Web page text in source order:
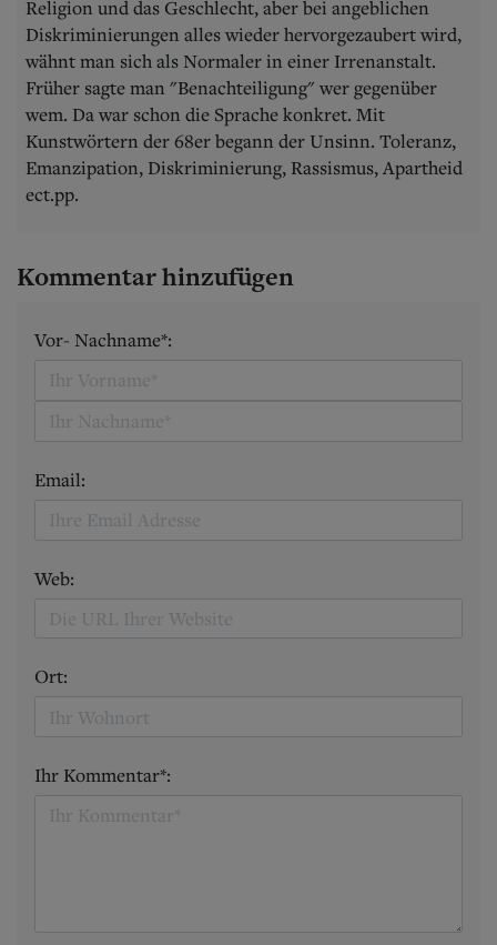
Religion und das Geschlecht, aber bei angeblichen
Diskriminierungen alles wieder hervorgezaubert wird,
wähnt man sich als Normaler in einer Irrenanstalt.
Früher sagte man "Benachteiligung" wer gegenüber
wem. Da war schon die Sprache konkret. Mit
Kunstwörtern der 68er begann der Unsinn. Toleranz,
Emanzipation, Diskriminierung, Rassismus, Apartheid
ect.pp.
Kommentar hinzufügen
Vor- Nachname*:
Email:
Web:
Ort:
Ihr Kommentar*: